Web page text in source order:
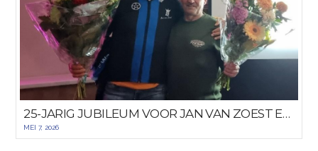
25-JARIG JUBILEUM VOOR JAN VAN ZOEST EN DICK HULST
MEI 7, 2026